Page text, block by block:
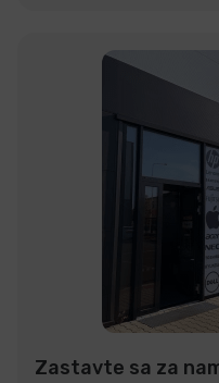
Zastavte sa za